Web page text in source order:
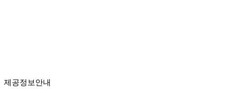
제공정보안내